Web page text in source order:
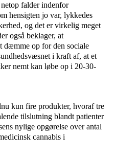
falder indenfor
hensigten jo var, lykkedes
og det er virkelig meget
også beklager, at
dæmme op for den sociale
i kraft af, at et
nemt kan løbe op i 20-30-
kun fire produkter, hvoraf tre
tilslutning blandt patienter
nylige opgørelse over antal
cannabis i